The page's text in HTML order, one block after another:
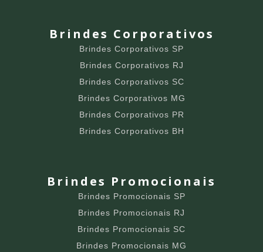
Brindes Corporativos
Brindes Corporativos SP
Brindes Corporativos RJ
Brindes Corporativos SC
Brindes Corporativos MG
Brindes Corporativos PR
Brindes Corporativos BH
Brindes Promocionais
Brindes Promocionais SP
Brindes Promocionais RJ
Brindes Promocionais SC
Brindes Promocionais MG